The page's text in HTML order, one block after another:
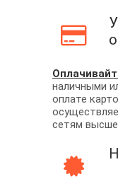
наличными
оплате
сетям